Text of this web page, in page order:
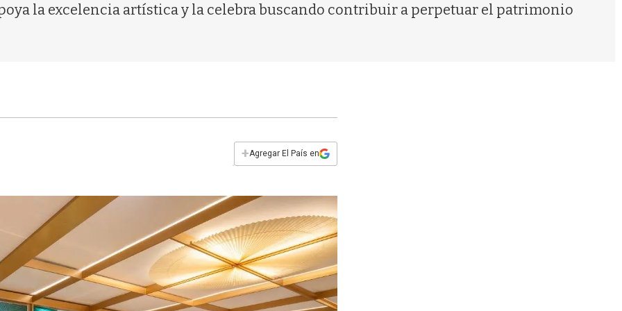
la excelencia artística y la celebra buscando contribuir a perpetuar el patrimonio
+Agregar El País en